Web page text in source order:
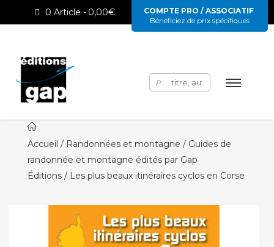
0 Article 0,00€
COMPTE PRO / ASSOCIATIF
Bénéficiez de prix spécifiques
Rechercher :
Accueil / Randonnées et montagne / Guides de
randonnée et montagne édités par Gap
Éditions/ Les plus beaux itinéraires cyclos en Corse